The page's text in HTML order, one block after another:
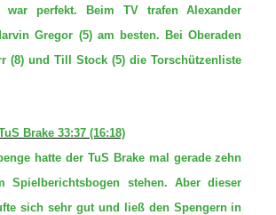
war perfekt. Beim TV trafen Alexander
Gregor (5) am besten. Bei Oberaden
(8) und Till Stock (5) die Torschützenliste
Brake 33:37 (16:18)
hatte der TuS Brake mal gerade zehn
Spielberichtsbogen stehen. Aber dieser
sich sehr gut und ließ den Spengern in